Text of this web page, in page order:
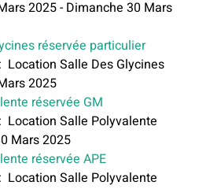
2025 - Dimanche 30 Mars
réservée particulier
Salle Des Glycines
2025
réservée GM
Salle Polyvalente
Mars 2025
réservée APE
Salle Polyvalente